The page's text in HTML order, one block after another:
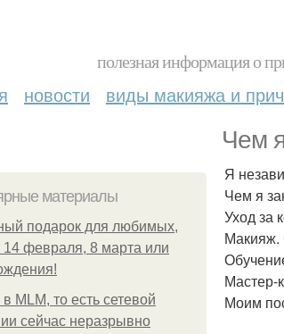
полезная информация о
новости виды макияжа и
Чем
материалы
подарок для любимых,
14 февраля, 8 марта или
MLM, то есть сетевой
сейчас неразрывно
Я
Чем я
Уход за
Макияж.
Мастер-
Моим